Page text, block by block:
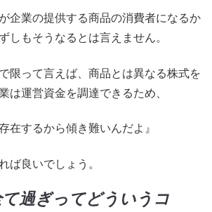
企業の提供する商品の消費者になるか
しもそうなるとは言えません。
限って言えば、商品とは異なる株式を
は運営資金を調達できるため、
在するから傾き難いんだよ』
ば良いでしょう。
過ぎってどういうコ